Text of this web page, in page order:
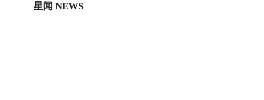
星闻 NEWS